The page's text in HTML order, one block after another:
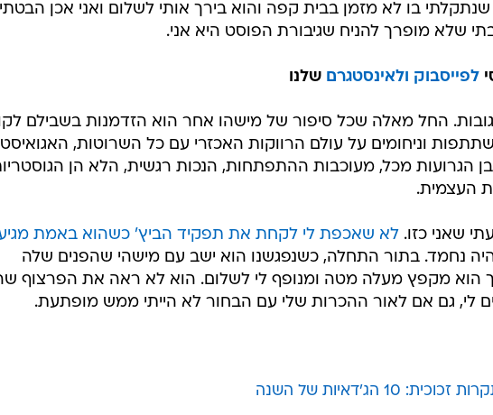
בו לא מזמן בבית קפה והוא בירך אותי לשלום ואני אכן
שלא מופרך להניח שגיבורת הפוסט היא אני.
לפייסבוק ולאינסטגרם שלנו
החל מאלה שכל סיפור של מישהו אחר הוא הזדמנות בשבילם
וניחומים על עולם הרווקות האכזרי עם כל השרוטות,
הגרועות מכל, מעוכבות ההתפתחות, הנכות רגשית, הלא הן
העצמית.
שאני כזו. לא שאכפת לי לקחת את תפקיד הביץ' כשהוא באמת מגיע
נחמד. בתור התחלה, כשנפגשנו הוא ישב עם מישהי שהפנים שלה
הוא מקפץ מעלה מטה ומנופף לי לשלום. הוא לא ראה את הפרצוף
לי, גם אם לאור ההכרות שלי עם הבחור לא הייתי ממש מופתעת.
הג'דאיות של השנה